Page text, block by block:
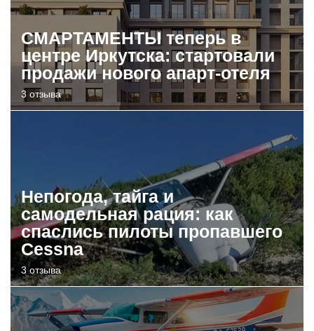
СМАРТАМЕНТЫ теперь в
центре Иркутска: стартовали
продажи нового апарт-отеля
3 отзыва
Непогода, тайга и
самодельная рация: как
спаслись пилоты пропавшего
Cessna
3 отзыва